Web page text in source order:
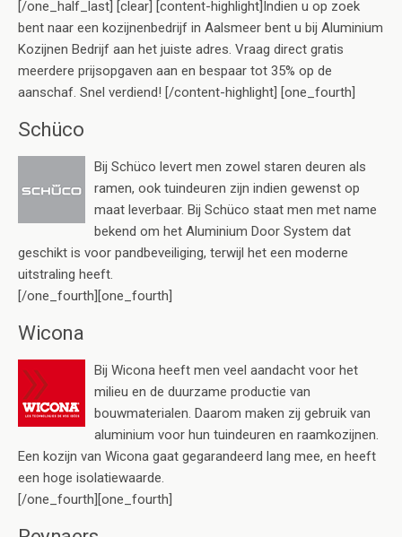
[/one_half_last] [clear] [content-highlight]Indien u op zoek
bent naar een kozijnenbedrijf in Aalsmeer bent u bij Aluminium
Kozijnen Bedrijf aan het juiste adres. Vraag direct gratis
meerdere prijsopgaven aan en bespaar tot 35% op de
aanschaf. Snel verdiend! [/content-highlight] [one_fourth]
Schüco
Bij Schüco levert men zowel staren deuren als
ramen, ook tuindeuren zijn indien gewenst op
maat leverbaar. Bij Schüco staat men met name
bekend om het Aluminium Door System dat
geschikt is voor pandbeveiliging, terwijl het een moderne
uitstraling heeft.
[/one_fourth][one_fourth]
Wicona
Bij Wicona heeft men veel aandacht voor het
milieu en de duurzame productie van
bouwmaterialen. Daarom maken zij gebruik van
aluminium voor hun tuindeuren en raamkozijnen.
Een kozijn van Wicona gaat gegarandeerd lang mee, en heeft
een hoge isolatiewaarde.
[/one_fourth][one_fourth]